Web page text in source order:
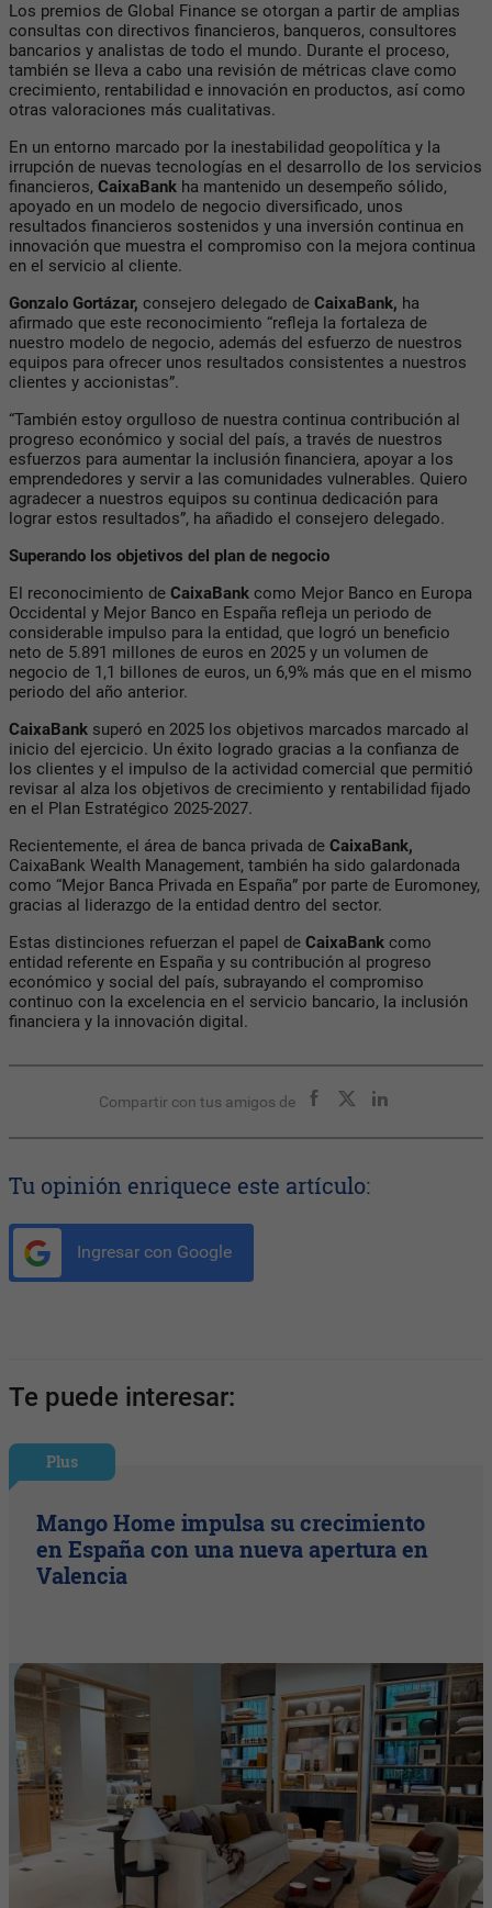
Los premios de Global Finance se otorgan a partir de amplias
consultas con directivos financieros, banqueros, consultores
bancarios y analistas de todo el mundo. Durante el proceso,
también se lleva a cabo una revisión de métricas clave como
crecimiento, rentabilidad e innovación en productos, así como
otras valoraciones más cualitativas.
En un entorno marcado por la inestabilidad geopolítica y la
irrupción de nuevas tecnologías en el desarrollo de los servicios
financieros, CaixaBank ha mantenido un desempeño sólido,
apoyado en un modelo de negocio diversificado, unos
resultados financieros sostenidos y una inversión continua en
innovación que muestra el compromiso con la mejora continua
en el servicio al cliente.
Gonzalo Gortázar, consejero delegado de CaixaBank, ha
afirmado que este reconocimiento “refleja la fortaleza de
nuestro modelo de negocio, además del esfuerzo de nuestros
equipos para ofrecer unos resultados consistentes a nuestros
clientes y accionistas”.
“También estoy orgulloso de nuestra continua contribución al
progreso económico y social del país, a través de nuestros
esfuerzos para aumentar la inclusión financiera, apoyar a los
emprendedores y servir a las comunidades vulnerables. Quiero
agradecer a nuestros equipos su continua dedicación para
lograr estos resultados”, ha añadido el consejero delegado.
Superando los objetivos del plan de negocio
El reconocimiento de CaixaBank como Mejor Banco en Europa
Occidental y Mejor Banco en España refleja un periodo de
considerable impulso para la entidad, que logró un beneficio
neto de 5.891 millones de euros en 2025 y un volumen de
negocio de 1,1 billones de euros, un 6,9% más que en el mismo
periodo del año anterior.
CaixaBank superó en 2025 los objetivos marcados marcado al
inicio del ejercicio. Un éxito logrado gracias a la confianza de
los clientes y el impulso de la actividad comercial que permitió
revisar al alza los objetivos de crecimiento y rentabilidad fijado
en el Plan Estratégico 2025-2027.
Recientemente, el área de banca privada de CaixaBank,
CaixaBank Wealth Management, también ha sido galardonada
como “Mejor Banca Privada en España” por parte de Euromoney,
gracias al liderazgo de la entidad dentro del sector.
Estas distinciones refuerzan el papel de CaixaBank como
entidad referente en España y su contribución al progreso
económico y social del país, subrayando el compromiso
continuo con la excelencia en el servicio bancario, la inclusión
financiera y la innovación digital.
Compartir con tus amigos de
Tu opinión enriquece este artículo:
Ingresar con Google
Te puede interesar:
Plus
Mango Home impulsa su crecimiento
en España con una nueva apertura en
Valencia